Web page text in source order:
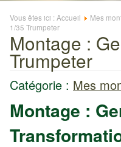
Vous êtes ici : Accueil
Mes
1/35 Trumpeter
Montage :
Trumpeter
Catégorie : Mes
Montage :